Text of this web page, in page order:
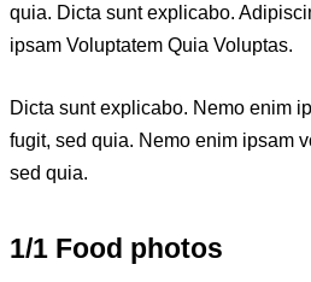
quia. Dicta sunt explicabo.
ipsam Voluptatem Quia Voluptas.
Dicta sunt explicabo. Nemo enim
fugit, sed quia. Nemo enim ipsam
sed quia.
1/1 Food photos